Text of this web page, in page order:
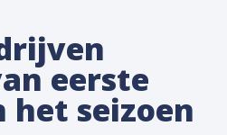
eerste
seizoen